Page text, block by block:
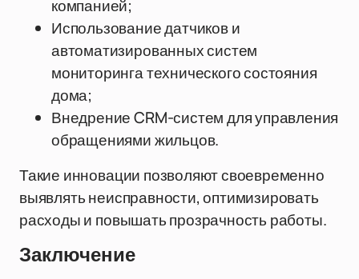
компанией;
Использование датчиков и
автоматизированных систем
мониторинга технического состояния
дома;
Внедрение CRM-систем для управления
обращениями жильцов.
Такие инновации позволяют своевременно
выявлять неисправности, оптимизировать
расходы и повышать прозрачность работы.
Заключение